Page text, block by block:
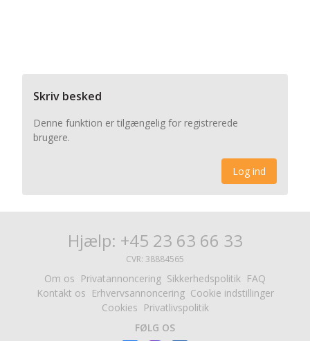
Skriv besked
Denne funktion er tilgængelig for registrerede
brugere.
Log ind
Hjælp: +45 23 63 66 33
CVR: 38884565
Om os Privatannoncering Sikkerhedspolitik FAQ
Kontakt os Erhvervsannoncering Cookie indstillinger
Cookies Privatlivspolitik
FØLG OS